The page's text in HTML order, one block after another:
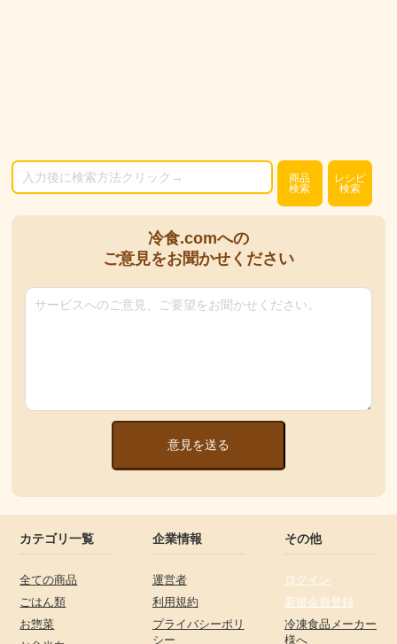
商品
検索
レシピ
検索
冷食.comへの
ご意見をお聞かせください
意見を送る
カテゴリ一覧
全ての商品
ごはん類
お惣菜
企業情報
運営者
利用規約
プライバシーポリ
シー
その他
ログイン
新規会員登録
冷凍食品メーカー
様へ